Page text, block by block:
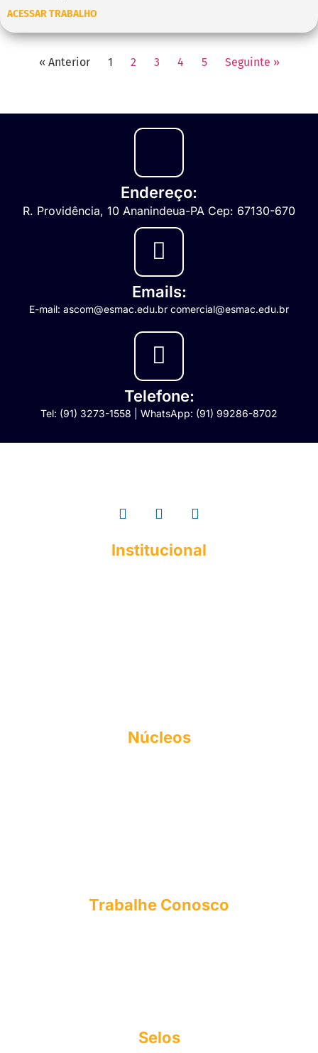
ACESSAR TRABALHO
« Anterior 1 2 3 4 5 Seguinte »
Endereço:
R. Providência, 10 Ananindeua-PA Cep: 67130-670
Emails:
E-mail: ascom@esmac.edu.br comercial@esmac.edu.br
Telefone:
Tel: (91) 3273-1558 | WhatsApp: (91) 99286-8702
Institucional
Núcleos
Trabalhe Conosco
Selos